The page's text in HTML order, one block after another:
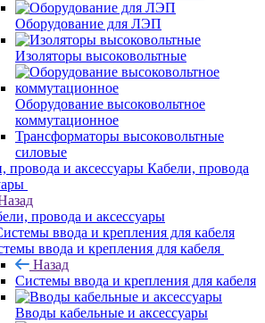
Оборудование для ЛЭП
Изоляторы высоковольтные
Оборудование высоковольтное
коммутационное
Трансформаторы высоковольтные
силовые
Кабели, провода
провода и аксессуары
ввода и крепления для кабеля
Назад
Системы ввода и крепления для кабеля
Вводы кабельные и аксессуары